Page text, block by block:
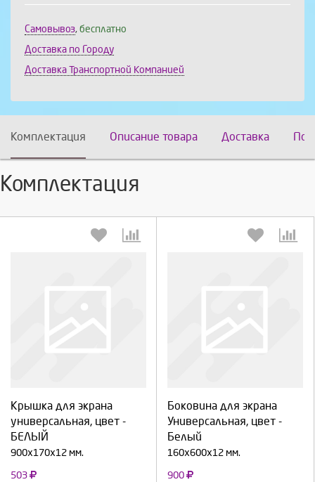
Самовывоз, бесплатно
Доставка по Городу
Доставка Транспортной Компанией
Комплектация Описание товара Доставка
Комплектация
Крышка для экрана
универсальная, цвет -
БЕЛЫЙ
900х170х12 мм.
503
Продолжить Отмена
Боковина для экрана
Универсальная, цвет -
Белый
160х600х12 мм.
900
Продолжить Отмена